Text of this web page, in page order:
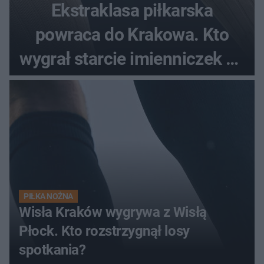
Ekstraklasa piłkarska
powraca do Krakowa. Kto
wygrał starcie imienniczek na
pełnym stadionie
PIŁKA NOŻNA
Wisła Kraków wygrywa z Wisłą
Płock. Kto rozstrzygnął losy
spotkania?